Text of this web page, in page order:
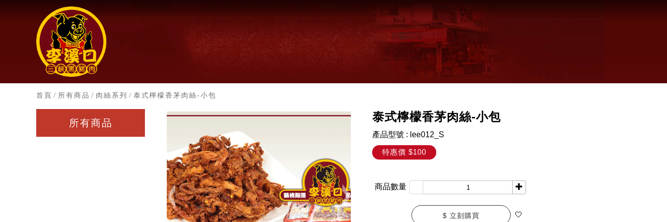
首頁 / 所有商品 / 肉絲系列 / 泰式檸檬香茅肉絲-小包
所有商品 泰式檸檬香茅肉絲-小包
產品型號 : lee012_S
特惠價 $100
商品數量 ✚
$ 立刻購買 🤍